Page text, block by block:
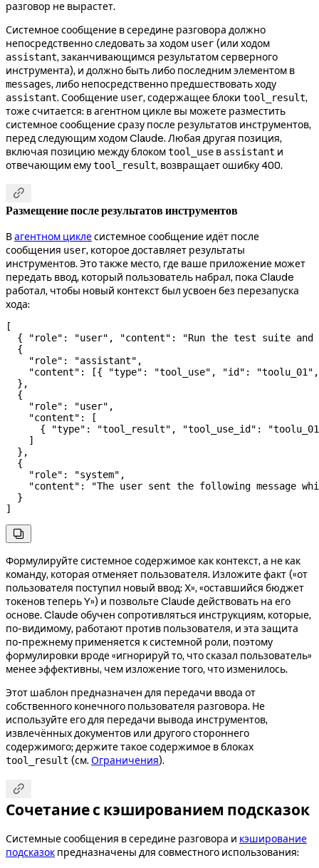
разговор не вырастет.
Системное сообщение в середине разговора должно
непосредственно следовать за ходом user (или ходом
assistant, заканчивающимся результатом серверного
инструмента), и должно быть либо последним элементом в
messages, либо непосредственно предшествовать ходу
assistant. Сообщение user, содержащее блоки tool_result,
тоже считается: в агентном цикле вы можете разместить
системное сообщение сразу после результатов инструментов,
перед следующим ходом Claude. Любая другая позиция,
включая позицию между блокомtool_use в assistant и
отвечающим емуtool_result, возвращает ошибку 400.

Размещение после результатов инструментов
Вагентном циклесистемное сообщение идёт после
сообщения user, которое доставляет результаты
инструментов. Это также место, где ваше приложение может
передать ввод, который пользователь набрал, пока Claude
работал, чтобы новый контекст был усвоен без перезапуска
хода:
[
  {
"role" : "user" , "content" :
"Run the test suite
  {
    "role"
: "assistant" ,
    "content"
: [{ "type" : "tool_use" , "id" : "toolu_01"
  },
  {
    "role"
: "user" ,
    "content"
: [
      {
"type" : "tool_result" , "tool_use_id" :
    ]
  },
  {
    "role"
: "system" ,
    "content"
:
"The user sent the following message
  }
]

Формулируйте системное содержимое как контекст, а не как
команду, которая отменяет пользователя. Изложите факт («от
пользователя поступил новый ввод: X», «оставшийся бюджет
токенов теперь Y») и позвольте Claude действовать на его
основе. Claude обучен сопротивляться инструкциям, которые,
по-видимому, работают против пользователя, и эта защита
по-прежнему применяется к системной роли, поэтому
формулировки вроде «игнорируй то, что сказал пользователь»
менее эффективны, чем изложение того, что изменилось.
Этот шаблон предназначен для передачи ввода от
собственного конечного пользователя разговора. Не
используйте его для передачи вывода инструментов,
извлечённых документов или другого стороннего
содержимого; держите такое содержимое в блоках
tool_result (см. Ограничения).

Сочетание с кэшированием подсказок
Системные сообщения в середине разговора и кэширование
подсказок предназначены для совместного использования: